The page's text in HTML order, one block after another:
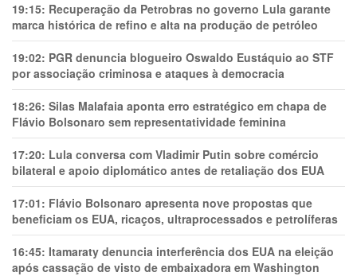
19:15: Recuperação da Petrobras no governo Lula garante
marca histórica de refino e alta na produção de petróleo
19:02: PGR denuncia blogueiro Oswaldo Eustáquio ao STF
por associação criminosa e ataques à democracia
18:26: Silas Malafaia aponta erro estratégico em chapa de
Flávio Bolsonaro sem representatividade feminina
17:20: Lula conversa com Vladimir Putin sobre comércio
bilateral e apoio diplomático antes de retaliação dos EUA
17:01: Flávio Bolsonaro apresenta nove propostas que
beneficiam os EUA, ricaços, ultraprocessados e petrolíferas
16:45: Itamaraty denuncia interferência dos EUA na eleição
após cassação de visto de embaixadora em Washington